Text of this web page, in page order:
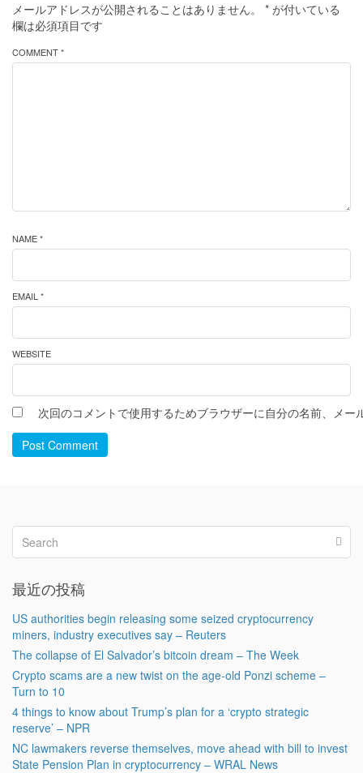
メールアドレスが公開されることはありません。 * が付いている
欄は必須項目です
COMMENT *
NAME *
EMAIL *
WEBSITE
次回のコメントで使用するためブラウザーに自分の名前、メー
Post Comment
最近の投稿
US authorities begin releasing some seized cryptocurrency
miners, industry executives say – Reuters
The collapse of El Salvador’s bitcoin dream – The Week
Crypto scams are a new twist on the age-old Ponzi scheme –
Turn to 10
4 things to know about Trump’s plan for a ‘crypto strategic
reserve’ – NPR
NC lawmakers reverse themselves, move ahead with bill to invest
State Pension Plan in cryptocurrency – WRAL News